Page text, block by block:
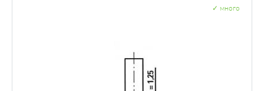
много